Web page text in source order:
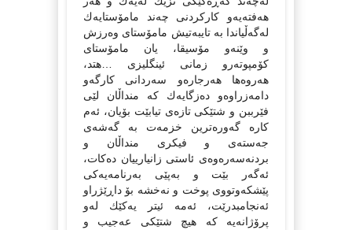
هەفتەیەو كاركردنی چەند مامۆستایەك
لەگەڵیاندا بە تایبەتیش مامۆستای وەرزش
و وێنەو مۆسیقا، یان مامۆستای
كۆمپوتەرو زمانی ئینگلیزی …هتد،
هەروەها هەرجارەو سەردانی كارگەو
دامەزراوەو دەزگایەك كە منداڵان لێی
فێرببن و شتێكی تازەی تیابێت بۆیان، ئەم
كارە گەورەترین خزمەت بە گەشەی
جەستەی و فیكری منداڵان و
بردنەسەرەوەی ئاستی زانیارییان دەكات،
ئەگەر بێت و بەپێی بەرنامەیەكی
پێشكەوتووی پوخت و نەخشە بۆ داڕێژراو
ئەنجامبدرێت، ئەمە ئیتر یەكێك لەو
پرۆژانەیە كە هیچ شتێكی عەجیب و